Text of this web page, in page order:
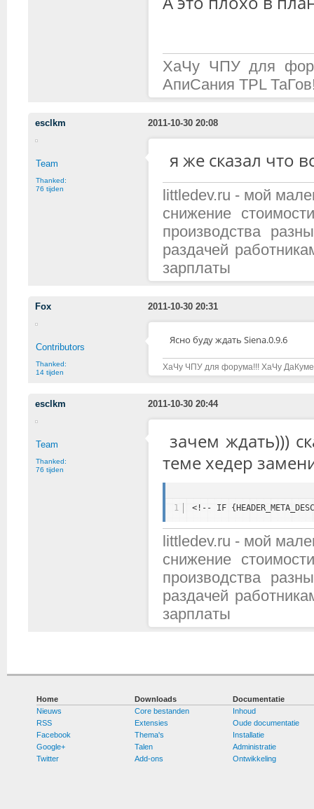
ХаЧу ЧПУ для
АпиСания TPL
esclkm 2011-10-30 20:08
Team
Thanked:
76 tijden
я же сказал что
littledev.ru - мой
снижение
производства
раздачей
зарплаты
Fox 2011-10-30 20:31
Contributors
Thanked:
14 tijden
Ясно буду ждать Siena.0.9.6
ХаЧу ЧПУ для форума!!! ХаЧу
esclkm 2011-10-30 20:44
Team
Thanked:
76 tijden
зачем ждать)))
теме хедер
1 <!-- IF
littledev.ru - мой
снижение
производства
раздачей
зарплаты
Home
Nieuws
RSS
Facebook
Google+
Twitter
Downloads
Core bestanden
Extensies
Thema's
Talen
Add-ons
Documentatie
Inhoud
Oude documentatie
Installatie
Administratie
Ontwikkeling